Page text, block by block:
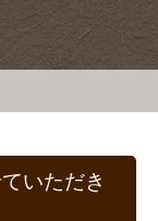
いただき